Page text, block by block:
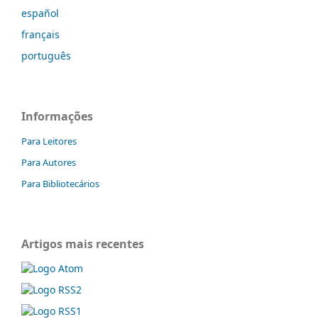
español
français
português
Informações
Para Leitores
Para Autores
Para Bibliotecários
Artigos mais recentes